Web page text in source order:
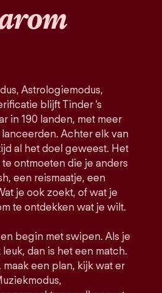
Astrologiemodus,
blijft Tinder 's
in 190 landen, met meer
Achter elk van
al het doel geweest. Het
ontmoeten die je anders
een reismaatje, een
je ook zoekt, of wat je
te ontdekken wat je wilt.
begin met swipen. Als je
dan is het een match.
maak een plan, kijk wat er